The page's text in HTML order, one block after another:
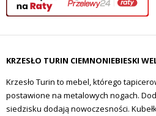
KRZESŁO TURIN CIEMNONIEBIESKI
Krzesło Turin to mebel, którego
postawione na metalowych nogach.
siedzisku dodają nowoczesności.